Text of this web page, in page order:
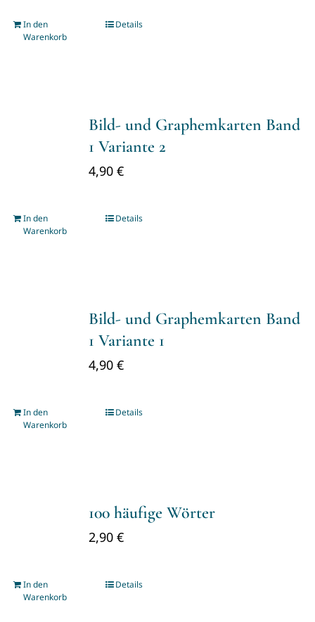
In den
Warenkorb
Details
Bild- und Graphemkarten Band
1 Variante 2
4,90 €
In den
Warenkorb
Details
Bild- und Graphemkarten Band
1 Variante 1
4,90 €
In den
Warenkorb
Details
100 häufige Wörter
2,90 €
In den
Warenkorb
Details